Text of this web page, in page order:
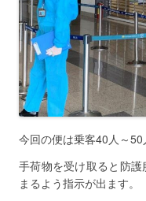
今回の便は乗客40人～50
手荷物を受け取ると防
まるよう指示が出ます。